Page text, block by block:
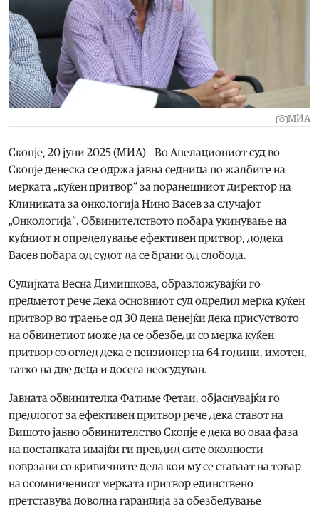
МИА
Скопје, 20 јуни 2025 (МИА) – Во Апелациониот суд во
Скопје денеска се одржа јавна седница по жалбите на
мерката „куќен притвор“ за поранешниот директор на
Клиниката за онкологија Нино Васев за случајот
„Онкологија“. Обвинителството побара укинување на
куќниот и определување ефективен притвор, додека
Васев побара од судот да се брани од слобода.
Судијката Весна Димишкова, образложувајќи го
предметот рече дека основниот суд одредил мерка куќен
притвор во траење од 30 дена ценејќи дека присуството
на обвинетиот може да се обезбеди со мерка куќен
притвор со оглед дека е пензионер на 64 години, имотен,
татко на две деца и досега неосудуван.
Јавната обвинителка Фатиме Фетаи, објаснувајќи го
предлогот за ефективен притвор рече дека ставот на
Вишото јавно обвинителство Скопје е дека во оваа фаза
на постапката имајќи ги превдид сите околности
поврзани со кривичните дела кои му се ставаат на товар
на осомничениот мерката притвор единствено
претставува доволна гаранција за обезбедување